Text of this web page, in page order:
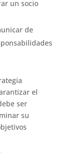
un socio
de
el
ser
su